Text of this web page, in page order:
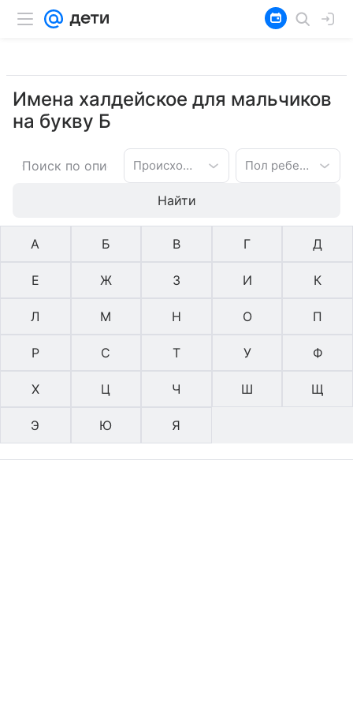
Имена халдейское для мальчиков
на букву Б
Происхождение имени Пол ребенка
Найти
А Б В Г Д
Е Ж З И К
Л М Н О П
Р С Т У Ф
Х Ц Ч Ш Щ
Э Ю Я